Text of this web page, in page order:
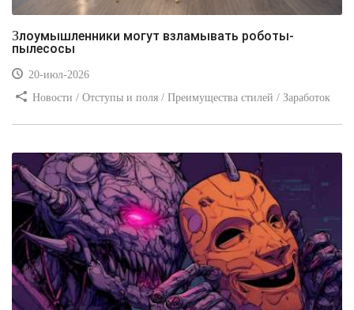
Злоумышленники могут взламывать роботы-
пылесосы
20-июл-2026
Новости / Отступы и поля / Преимущества стилей / Заработок